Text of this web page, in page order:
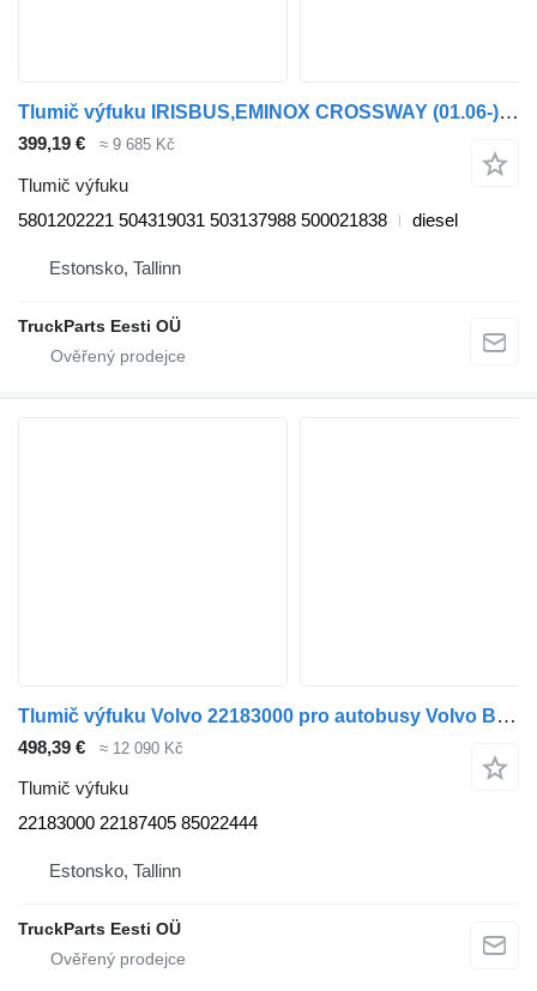
Tlumič výfuku IRISBUS,EMINOX CROSSWAY (01.06-) 5801202221 pro autobusy Irisbus Arway, Crossway, Crealis, Magelys, Proway, Daily Tourys (2006-)
399,19 € ≈ 9 685 Kč
Tlumič výfuku
5801202221 504319031 503137988 500021838
diesel
Estonsko, Tallinn
TruckParts Eesti OÜ
Tlumič výfuku Volvo 22183000 pro autobusy Volvo B5LH, B0E (2008-)
498,39 € ≈ 12 090 Kč
Tlumič výfuku
22183000 22187405 85022444
Estonsko, Tallinn
TruckParts Eesti OÜ